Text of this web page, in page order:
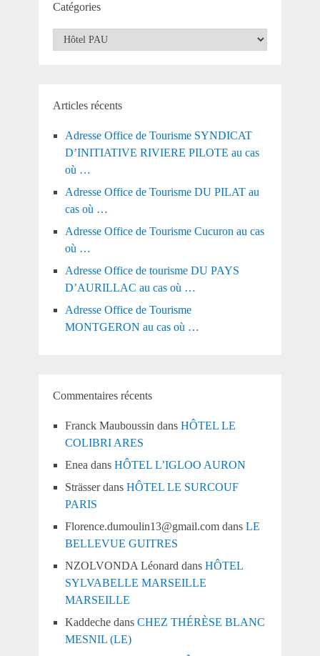
Catégories
Catégories
Articles récents
Adresse Office de Tourisme SYNDICAT
D’INITIATIVE RIVIERE PILOTE au cas
où …
Adresse Office de Tourisme DU PILAT au
cas où …
Adresse Office de Tourisme Cucuron au cas
où …
Adresse Office de tourisme DU PAYS
D’AURILLAC au cas où …
Adresse Office de Tourisme
MONTGERON au cas où …
Commentaires récents
Franck Mauboussin dans HÔTEL LE
COLIBRI ARES
Enea dans HÔTEL L’IGLOO AURON
Strässerdans HÔTEL LE SURCOUF
PARIS
Florence.dumoulin13@gmail.comdans LE
BELLEVUE GUITRES
NZOLVONDA Léonard dans HÔTEL
SYLVABELLE MARSEILLE
MARSEILLE
Kaddechedans CHEZ THÉRÈSE BLANC
MESNIL (LE)